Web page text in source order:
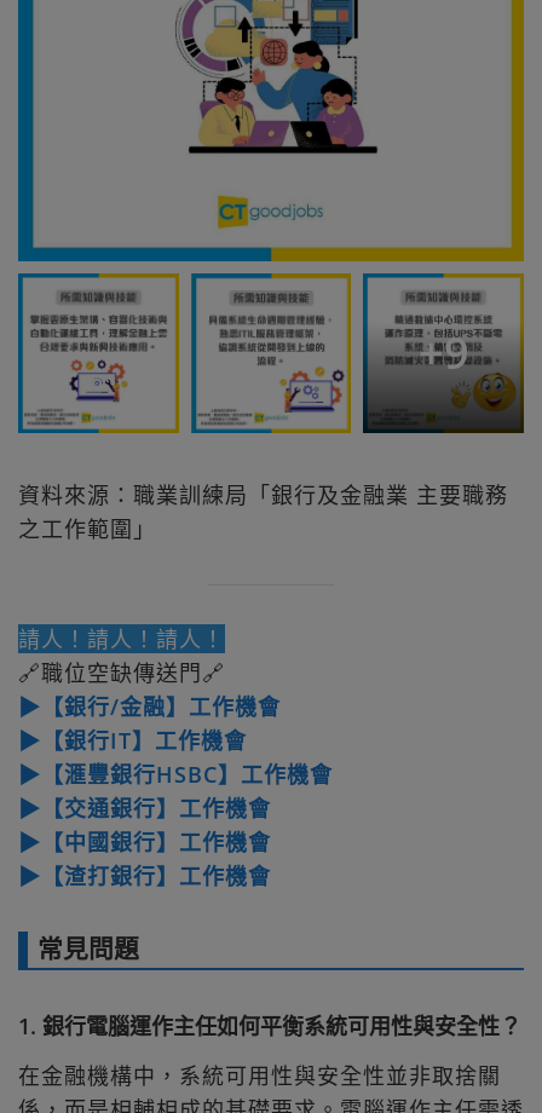
+9
資料來源：職業訓練局「銀行及金融業 主要職務
之工作範圍」
請人！請人！請人！
🔗職位空缺傳送門🔗
▶【銀行/金融】工作機會
▶【銀行IT】工作機會
▶【滙豐銀行HSBC】工作機會
▶【交通銀行】工作機會
▶【中國銀行】工作機會
▶【渣打銀行】工作機會
常見問題
1. 銀行電腦運作主任如何平衡系統可用性與安全性？
在金融機構中，系統可用性與安全性並非取捨關